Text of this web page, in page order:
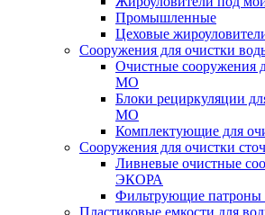
Промышленные
Цеховые
Сооружения для очистки
Очистные сооружения
МО
Блоки рециркуляции
МО
Комплектующие для
Сооружения для очистки
Ливневые очистные
ЭКОРА
Фильтрующие патроны
Пластиковые емкости для